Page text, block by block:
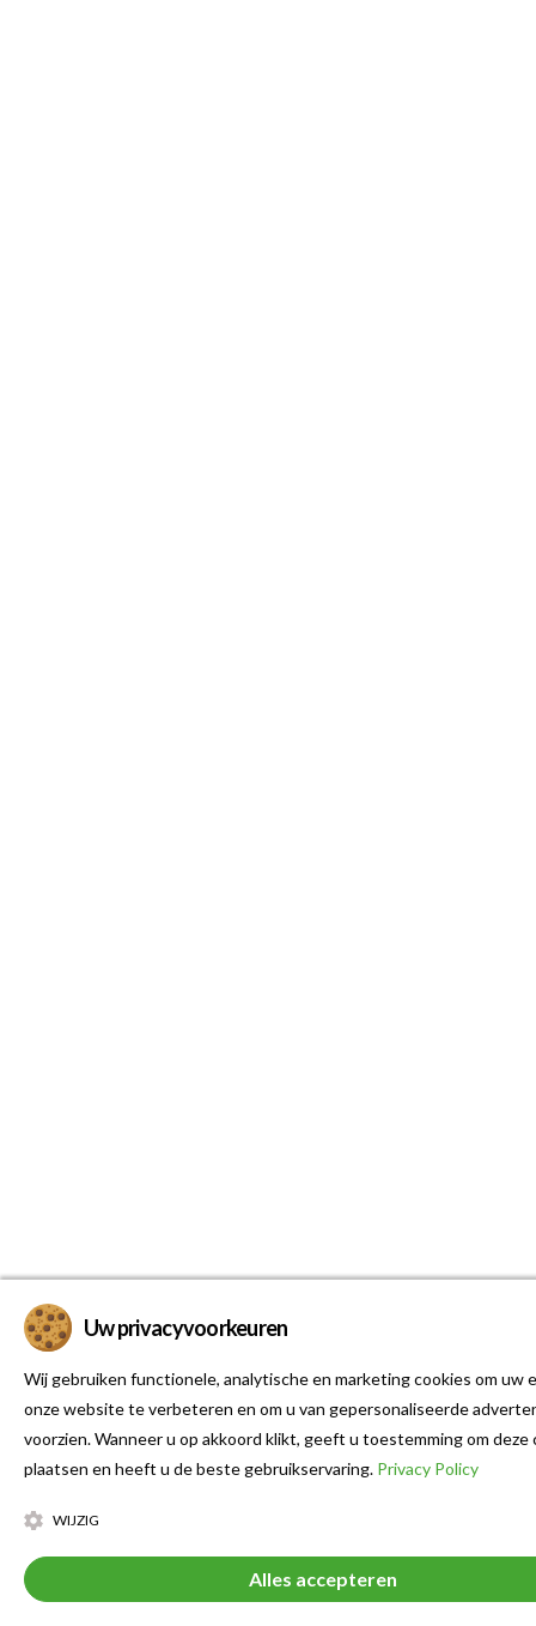
Uw privacyvoorkeuren
Wij gebruiken functionele, analytische en marketing cookies om uw
onze website te verbeteren en om u van gepersonaliseerde
voorzien. Wanneer u op akkoord klikt, geeft u toestemming om deze
plaatsen en heeft u de beste gebruikservaring. Privacy Policy
WIJZIG
Alles accepteren